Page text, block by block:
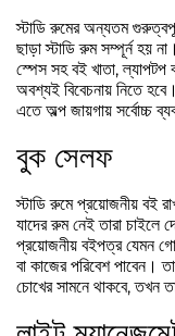
স্টাডি রুমের অন্যতম
ছাড়া স্টাডি রুম সম্পূর্ন হয়
স্পেস সহ বই খাতা, ল্যাপটপ
অবশ্যই বিবেচনায় নিতে
এতে অল্প জায়গায় সর্বোচ্চ
বুক সেলফ
স্টাডি রুমে প্রয়োজনীয় বই
যাদের রুম নেই তারা চাইলে
প্রয়োজনীয় বইপত্র যেমন
বা কাজের পরিবেশ পাবেন।
চোখের সামনে থাকবে, তখন